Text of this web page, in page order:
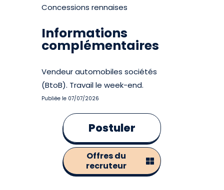
Concessions rennaises
Informations
complémentaires
Vendeur automobiles sociétés
(BtoB). Travail le week-end.
Publiée le 07/07/2026
Postuler
Offres du
recruteur